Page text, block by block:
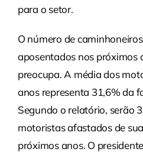
para o setor.
O número de
aposentados nos próximos
preocupa. A média dos
anos representa 31,6% da
Segundo o relatório, serão
motoristas afastados de
próximos anos. O